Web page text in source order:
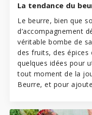
La tendance du
Le beurre, bien que
d’accompagnement
véritable bombe de
des fruits, des épices
quelques idées pour
tout moment de la
Beurre, et pour